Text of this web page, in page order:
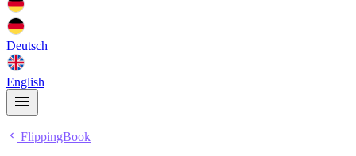
Deutsch
English
FlippingBook